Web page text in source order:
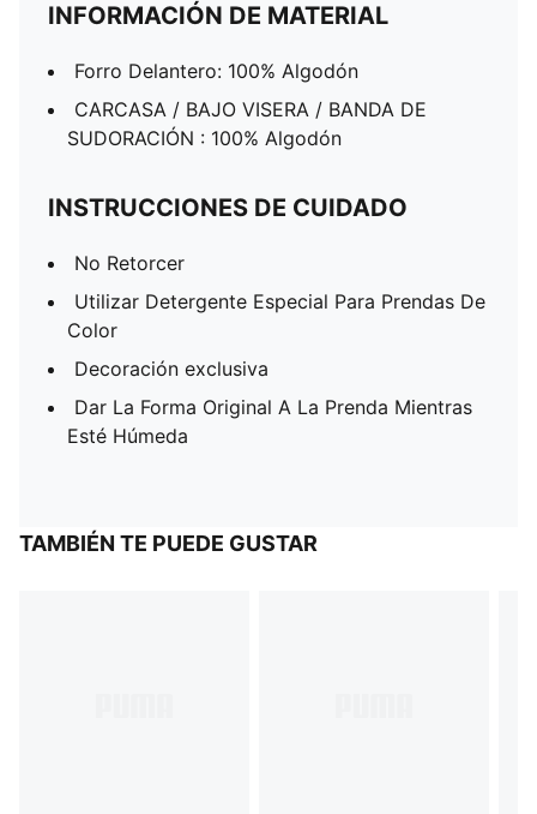
INFORMACIÓN DE MATERIAL
Forro Delantero: 100% Algodón
CARCASA / BAJO VISERA / BANDA DE
SUDORACIÓN : 100% Algodón
INSTRUCCIONES DE CUIDADO
No Retorcer
Utilizar Detergente Especial Para Prendas De
Color
Decoración exclusiva
Dar La Forma Original A La Prenda Mientras
Esté Húmeda
TAMBIÉN TE PUEDE GUSTAR